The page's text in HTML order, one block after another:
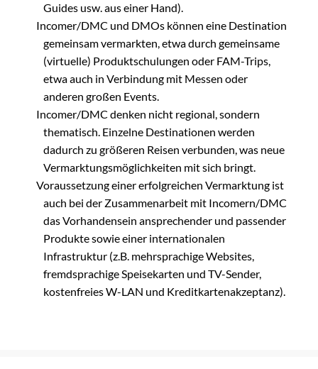
Guides usw. aus einer Hand).
Incomer/DMC und DMOs können eine Destination
gemeinsam vermarkten, etwa durch gemeinsame
(virtuelle) Produktschulungen oder FAM-Trips,
etwa auch in Verbindung mit Messen oder
anderen großen Events.
Incomer/DMC denken nicht regional, sondern
thematisch. Einzelne Destinationen werden
dadurch zu größeren Reisen verbunden, was neue
Vermarktungsmöglichkeiten mit sich bringt.
Voraussetzung einer erfolgreichen Vermarktung ist
auch bei der Zusammenarbeit mit Incomern/DMC
das Vorhandensein ansprechender und passender
Produkte sowie einer internationalen
Infrastruktur (z.B. mehrsprachige Websites,
fremdsprachige Speisekarten und TV-Sender,
kostenfreies W-LAN und Kreditkartenakzeptanz).